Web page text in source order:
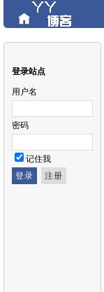
登录站点
用户名
密码
记住我